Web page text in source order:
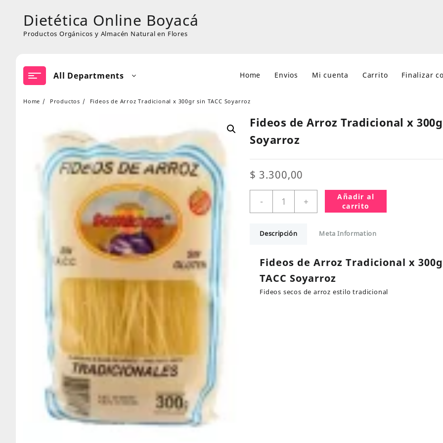
contentDietética Online Boyacá
Productos Orgánicos y Almacén Natural en Flores
All Departments Home Envios Mi cuenta Carrito Finalizar
Home Productos Fideos de Arroz Tradicional x 300gr sin TACC Soyarroz
Fideos de Arroz Tradicional x
Soyarroz
$ 3.300,00
-
Arroz
x
sin
TACC
Soyarroz
+
Añadir al
carrito
Descripción Meta Information
Fideos de Arroz Tradicional x
TACC Soyarroz
Fideos secos de arroz estilo tradicional